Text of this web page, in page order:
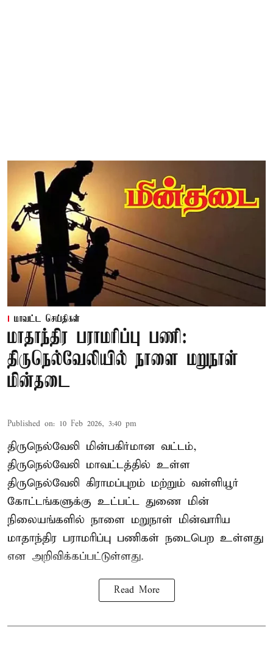
மாவட்ட செய்திகள்
மாதாந்திர பராமரிப்பு பணி:
திருநெல்வேலியில் நாளை மறுநாள்
மின்தடை
Published on: 10 Feb 2026, 3:40 pm
திருநெல்வேலி மின்பகிர்மான வட்டம்,
திருநெல்வேலி மாவட்டத்தில் உள்ள
திருநெல்வேலி கிராமப்புறம் மற்றும் வள்ளியூர்
கோட்டங்களுக்கு உட்பட்ட துணை மின்
நிலையங்களில் நாளை மறுநாள் மின்வாரிய
மாதாந்திர பராமரிப்பு பணிகள் நடைபெற உள்ளது
என அறிவிக்கப்பட்டுள்ளது.
Read More